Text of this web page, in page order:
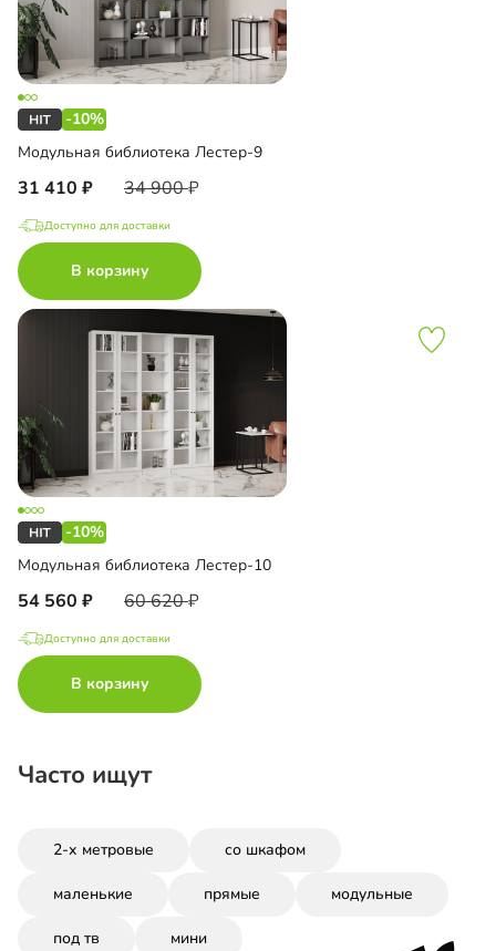
-10%
Модульная библиотека Лестер-9
31 410 34 900
Доступно для доставки
В корзину
-10%
Модульная библиотека Лестер-10
54 560 60 620
Доступно для доставки
В корзину
Часто ищут
2-х метровые со шкафом
маленькие прямые модульные
под тв мини